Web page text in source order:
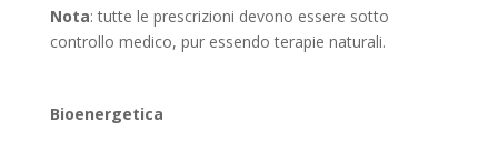
Nota: tutte le prescrizioni devono essere sotto
controllo medico, pur essendo terapie naturali.
Bioenergetica